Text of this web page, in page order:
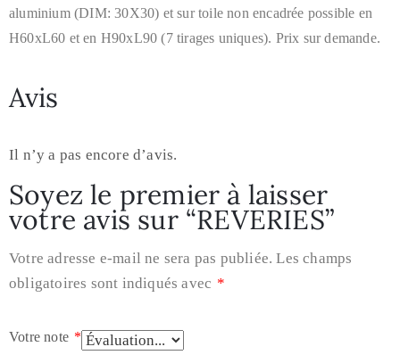
aluminium (DIM: 30X30) et sur toile non encadrée possible en
H60xL60 et en H90xL90 (7 tirages uniques). Prix sur demande.
Avis
Il n’y a pas encore d’avis.
Soyez le premier à laisser
votre avis sur “REVERIES”
Votre adresse e-mail ne sera pas publiée. Les champs
obligatoires sont indiqués avec *
Votre note *